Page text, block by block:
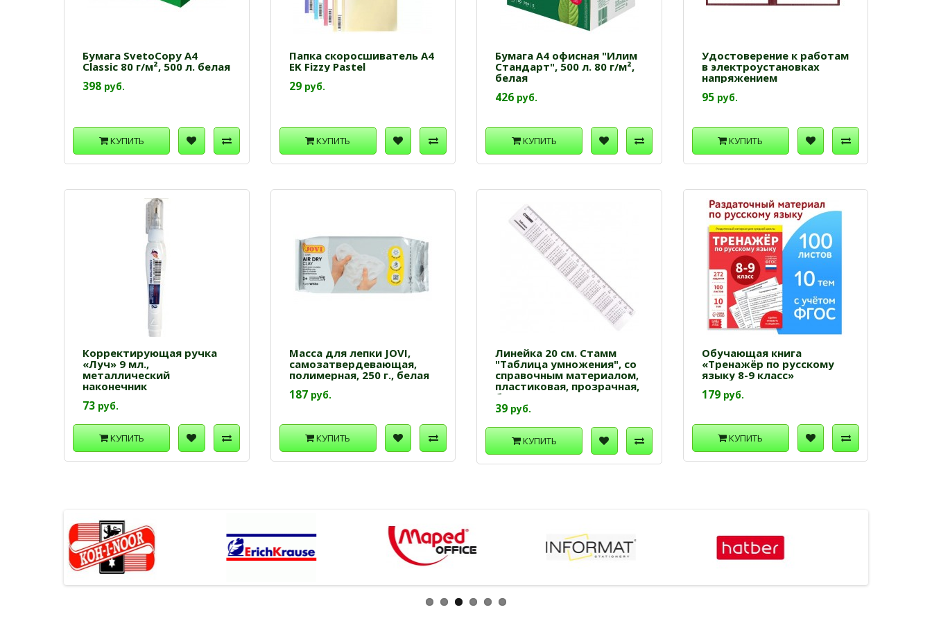
Бумага SvetoCopy A4
Classic 80 г/м², 500 л. белая
398 руб.
КУПИТЬ
Папка скоросшиватель А4
EK Fizzy Pastel
29 руб.
КУПИТЬ
Бумага А4 офисная "Илим
Стандарт", 500 л. 80 г/м²,
белая
426 руб.
КУПИТЬ
Удостоверение к работам
в электроустановках
напряжением
95 руб.
КУПИТЬ
Корректирующая ручка
«Луч» 9 мл.,
металлический
наконечник
73 руб.
КУПИТЬ
Масса для лепки JOVI,
самозатвердевающая,
полимерная, 250 г., белая
187 руб.
КУПИТЬ
Линейка 20 см. Стамм
"Таблица умножения", со
справочным материалом,
пластиковая, прозрачная,
бесцветная
39 руб.
КУПИТЬ
Обучающая книга
«Тренажёр по русскому
языку 8-9 класс»
179 руб.
КУПИТЬ